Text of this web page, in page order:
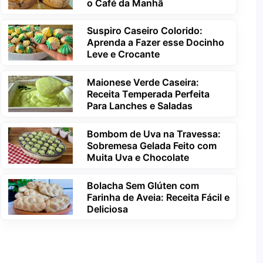
o Café da Manhã
Suspiro Caseiro Colorido:
Aprenda a Fazer esse Docinho
Leve e Crocante
Maionese Verde Caseira:
Receita Temperada Perfeita
Para Lanches e Saladas
Bombom de Uva na Travessa:
Sobremesa Gelada Feito com
Muita Uva e Chocolate
Bolacha Sem Glúten com
Farinha de Aveia: Receita Fácil e
Deliciosa